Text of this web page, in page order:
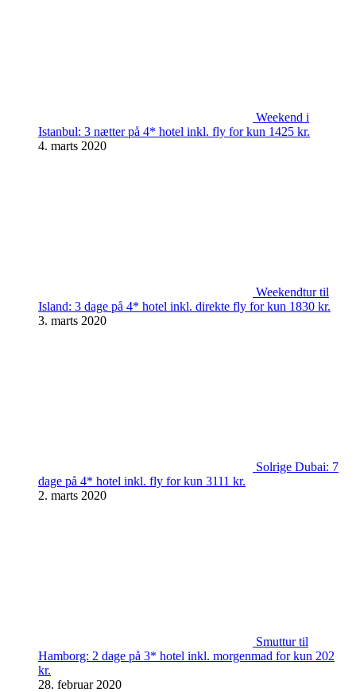
Weekend i
Istanbul: 3 nætter på 4* hotel inkl. fly for kun 1425 kr.
4. marts 2020
Weekendtur til
Island: 3 dage på 4* hotel inkl. direkte fly for kun 1830 kr.
3. marts 2020
Solrige Dubai: 7
dage på 4* hotel inkl. fly for kun 3111 kr.
2. marts 2020
Smuttur til
Hamborg: 2 dage på 3* hotel inkl. morgenmad for kun 202
kr.
28. februar 2020